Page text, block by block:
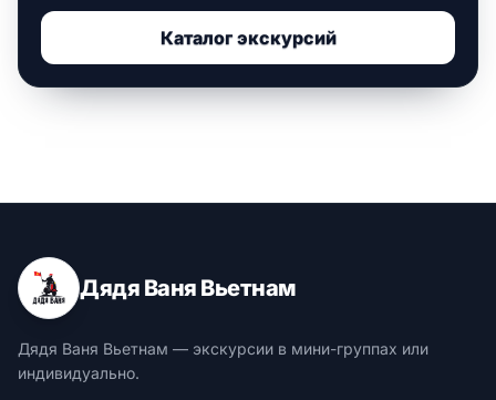
Каталог экскурсий
Дядя Ваня Вьетнам
Дядя Ваня Вьетнам — экскурсии в мини-группах или
индивидуально.